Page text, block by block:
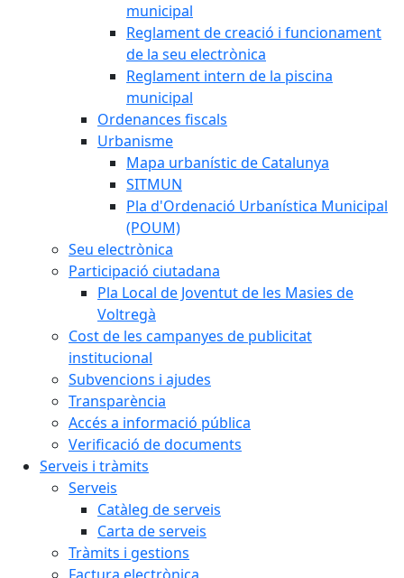
municipal
Reglament de creació i funcionament
de la seu electrònica
Reglament intern de la piscina
municipal
Ordenances fiscals
Urbanisme
Mapa urbanístic de Catalunya
SITMUN
Pla d'Ordenació Urbanística Municipal
(POUM)
Seu electrònica
Participació ciutadana
Pla Local de Joventut de les Masies de
Voltregà
Cost de les campanyes de publicitat
institucional
Subvencions i ajudes
Transparència
Accés a informació pública
Verificació de documents
Serveis i tràmits
Serveis
Catàleg de serveis
Carta de serveis
Tràmits i gestions